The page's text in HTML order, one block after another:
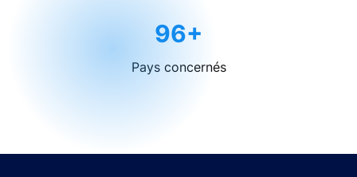
96+
Pays concernés